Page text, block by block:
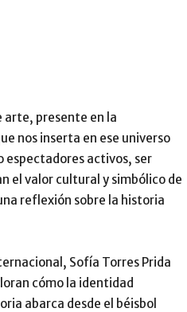
arte, presente en la
nos inserta en ese universo
espectadores activos, ser
el valor cultural y simbólico de
reflexión sobre la historia
Sofía Torres Prida
cómo la identidad
abarca desde el béisbol